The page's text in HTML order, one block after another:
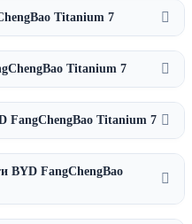
Titanium 7
Titanium 7
FangChengBao Titanium 7
BYD FangChengBao